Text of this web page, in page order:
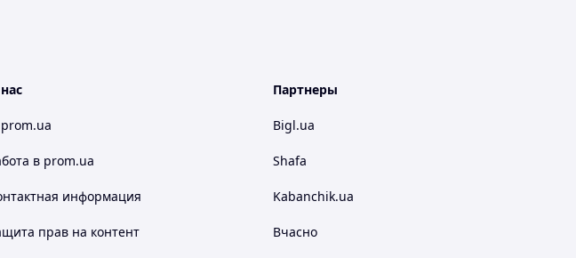
та
який
в prom.ua
информация
прав на контент
Партнеры
Bigl.ua
Shafa
Kabanchik.ua
Вчасно